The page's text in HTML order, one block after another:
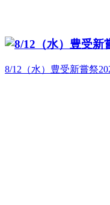
8/12（水）豊受新嘗祭